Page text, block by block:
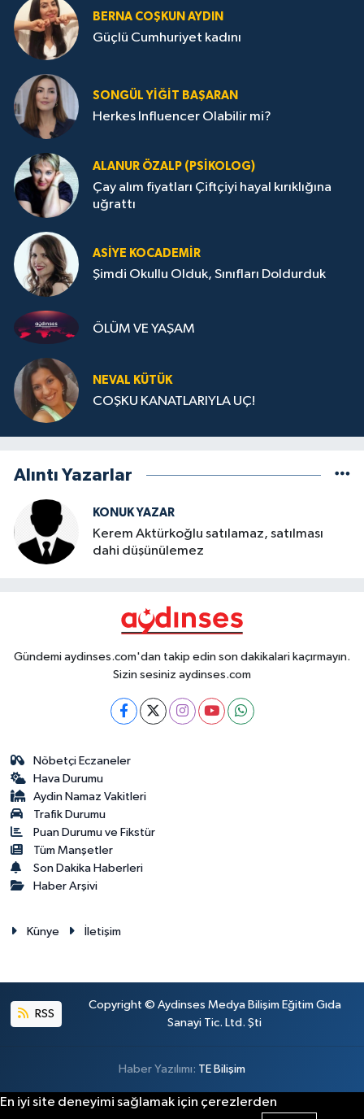
BERNA COŞKUN AYDIN
Güçlü Cumhuriyet kadını
SONGÜL YIĞIT BAŞARAN
Herkes Influencer Olabilir mi?
ALANUR ÖZALP (PSIKOLOG)
Çay alım fiyatları Çiftçiyi hayal kırıklığına
uğrattı
ASIYE KOCADEMİR
Şimdi Okullu Olduk, Sınıfları Doldurduk
ÖLÜM VE YAŞAM
NEVAL KÜTÜK
COŞKU KANATLARIYLA UÇ!
Alıntı Yazarlar
KONUK YAZAR
Kerem Aktürkoğlu satılamaz, satılması
dahi düşünülemez
Gündemi aydinses.com'dan takip edin son dakikalari kaçırmayın.
Sizin sesiniz aydinses.com
Nöbetçi Eczaneler
Hava Durumu
Aydin Namaz Vakitleri
Trafik Durumu
Puan Durumu ve Fikstür
Tüm Manşetler
Son Dakika Haberleri
Haber Arşivi
Künye İletişim
RSS
Copyright © Aydinses Medya Bilişim Eğitim Gıda
Sanayi Tic. Ltd. Şti
Haber Yazılımı: TE Bilişim
En iyi site deneyimi sağlamak için çerezlerden